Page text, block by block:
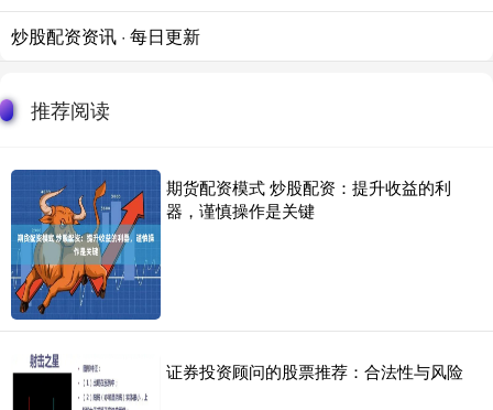
炒股配资资讯 · 每日更新
推荐阅读
期货配资模式 炒股配资：提升收益的利
器，谨慎操作是关键
证券投资顾问的股票推荐：合法性与风险